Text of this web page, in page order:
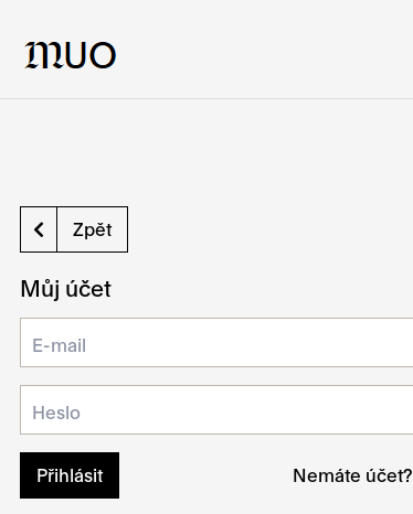
Zpět
Můj účet
E-mail
Heslo
Přihlásit Nemáte účet?